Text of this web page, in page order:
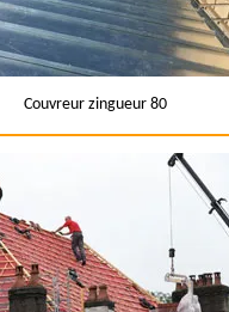
Couvreur zingueur 80